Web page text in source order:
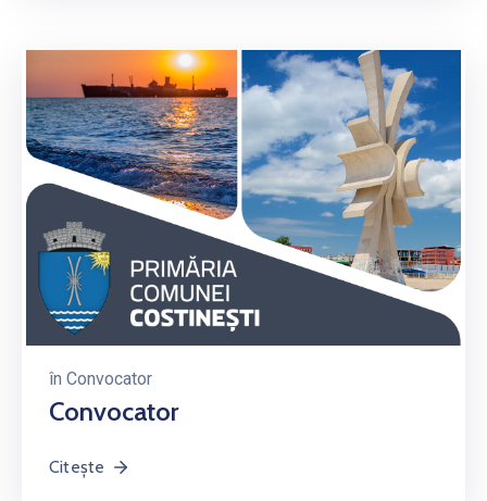
în Convocator
Convocator
Citește